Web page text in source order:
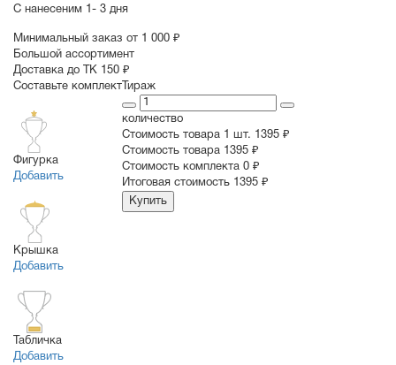
С нанесеним 1- 3 дня
Минимальный заказ от 1 000 ₽
Большой ассортимент
Доставка до ТК 150 ₽
Составьте комплект
Фигурка
Добавить
Крышка
Добавить
Табличка
Добавить
Тираж
количество
Стоимость товара 1 шт. 1395 ₽
Cтоимость товара 1395 ₽
Стоимость комплекта 0 ₽
Итоговая стоимость 1395 ₽
Купить